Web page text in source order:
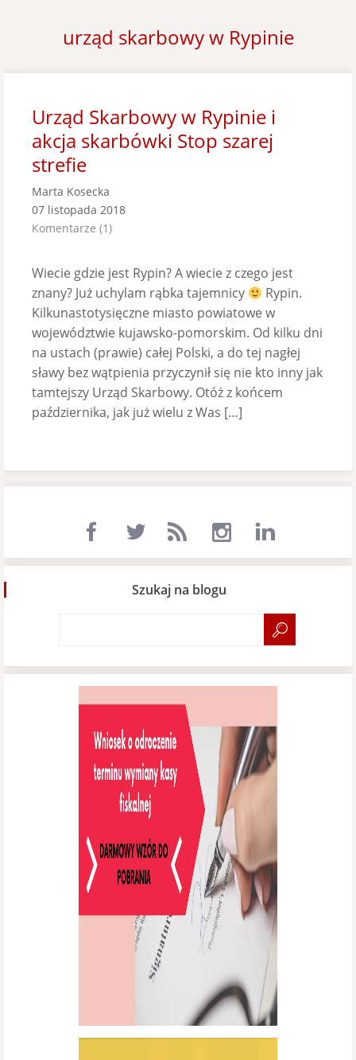
urząd skarbowy w Rypinie
Urząd Skarbowy w Rypinie i
akcja skarbówki Stop szarej
strefie
Marta Kosecka
07 listopada 2018
Komentarze (1)
Wiecie gdzie jest Rypin? A wiecie z czego jest
znany? Już uchylam rąbka tajemnicy
Rypin.
Kilkunastotysięczne miasto powiatowe w
województwie kujawsko-pomorskim. Od kilku dni
na ustach (prawie) całej Polski, a do tej nagłej
sławy bez wątpienia przyczynił się nie kto inny jak
tamtejszy Urząd Skarbowy. Otóż z końcem
października, jak już wielu z Was […]
Szukaj na blogu